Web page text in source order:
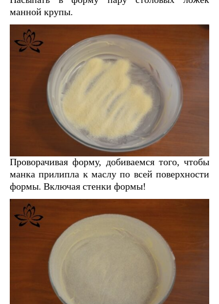
манной крупы.
Проворачивая форму, добиваемся того, чтобы
манка прилипла к маслу по всей поверхности
формы. Включая стенки формы!